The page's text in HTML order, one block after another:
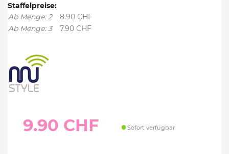
Staffelpreise:
Ab Menge: 2
8.90 CHF
Ab Menge: 3
7.90 CHF
9.90 CHF Sofort verfügbar